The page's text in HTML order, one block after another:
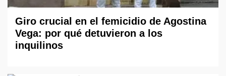
Giro crucial en el femicidio de Agostina
Vega: por qué detuvieron a los
inquilinos